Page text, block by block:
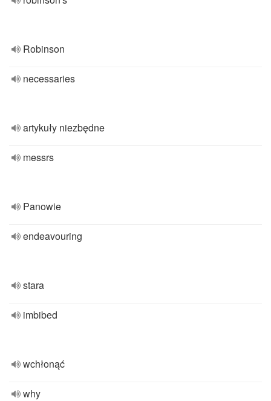
Robinson
necessaries
artykuły niezbędne
messrs
Panowie
endeavouring
stara
imbibed
wchłonąć
why